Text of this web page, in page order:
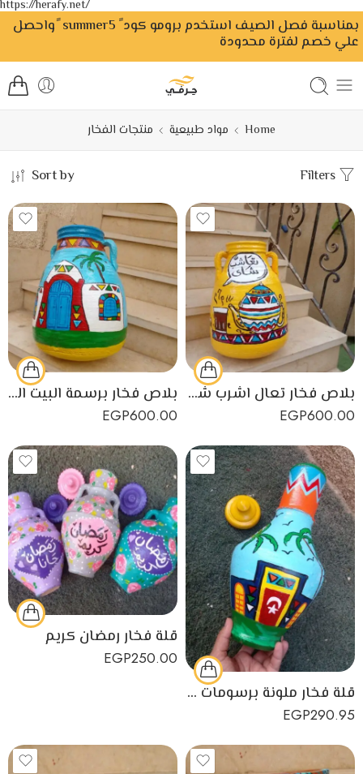
https://herafy.net/
بمناسبة فصل الصيف استخدم برومو كود ً summer5 ًواحصل
علي خصم لفترة محدودة
Home مواد طبيعية منتجات الفخار
Sort by
بلاص فخار تعال اشرب شاي
EGP600.00
بلاص فخار برسمة البيت الفلاحي
EGP600.00
قلة فخار ملونة برسومات ريفية
EGP290.95
قلة فخار رمضان كريم
EGP250.00